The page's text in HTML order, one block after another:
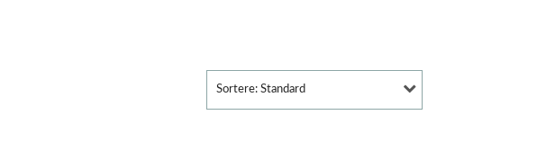
Sortere: Standard